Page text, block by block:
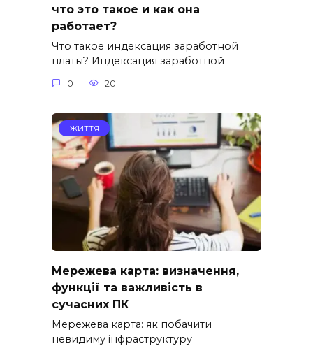
что это такое и как она
работает?
Что такое индексация заработной
платы? Индексация заработной
0 20
ЖИТТЯ
Мережева карта: визначення,
функції та важливість в
сучасних ПК
Мережева карта: як побачити
невидиму інфраструктуру